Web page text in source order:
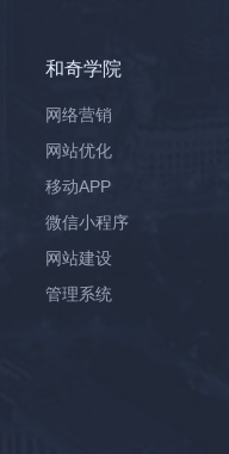
和奇学院
网络营销
网站优化
移动APP
微信小程序
网站建设
管理系统